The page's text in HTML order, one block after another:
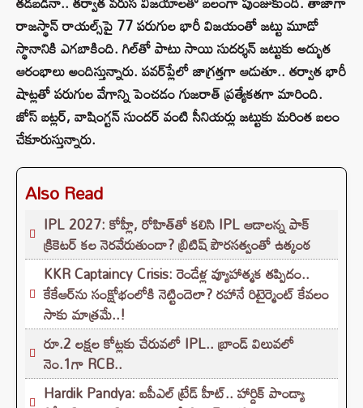
రాజస్థాన్ రాయల్స్‌పై 77 పరుగుల భారీ విజయంతో జట్టు మూడో
స్థానానికి ఎగబాకింది. గిల్‌తో పాటు సాయి సుదర్శన్ జట్టుకు అద్భుత
ఆరంభాలు అందిస్తున్నారు. పవర్‌ప్లేలో జాగ్రత్తగా ఆడుతూ.. తర్వాత భారీ
షాట్లతో పరుగుల వేగాన్ని పెంచడం గుజరాత్ ప్రత్యేకతగా మారింది.
జోస్ బట్లర్‌, వాషింగ్టన్ సుందర్ వంటి సీనియర్లు జట్టుకు మరింత బలం
చేకూరుస్తున్నారు.
Also Read
IPL 2027: కోహ్లీ, రోహిత్‌తో కలిసి IPL ఆడాలన్న పాక్‌
క్రికెటర్‌ కల నెరవేరుతుందా? బ్రిటిష్ పౌరసత్వంతో ఉత్కంఠ
KKR Captaincy Crisis: రెండేళ్ల వ్యూహాత్మక తప్పిదం..
కేకేఆర్‌ను సంక్షోభంలోకి నెట్టిందెలా? రహానే రిటైర్మెంట్ కేవలం
సాకు మాత్రమే..!
రూ.2 లక్షల కోట్లకు చేరువలో IPL.. బ్రాండ్ విలువలో
నెం.1గా RCB..
Hardik Pandya: ఐపీఎల్ ట్రేడ్ హీట్.. హార్దిక్ పాండ్యా